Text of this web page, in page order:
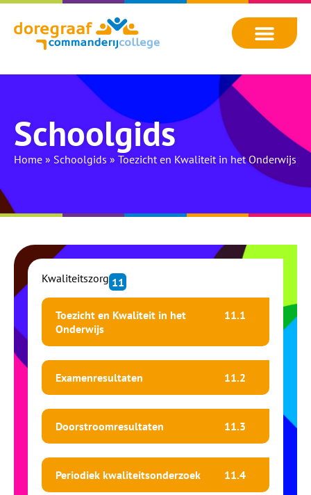
Schoolgids
Home » Schoolgids » Toezicht en Kwaliteit in het Onderwijs
Kwaliteitszorg 11
Toezicht en Kwaliteit in het
Onderwijs
11.1
Examenresultaten 11.2
Doorstroomresultaten 11.3
Periodiek kwaliteitsonderzoek 11.4